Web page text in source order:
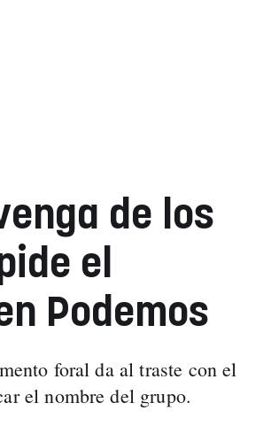
de los
el
Podemos
foral da al traste con el
el nombre del grupo.